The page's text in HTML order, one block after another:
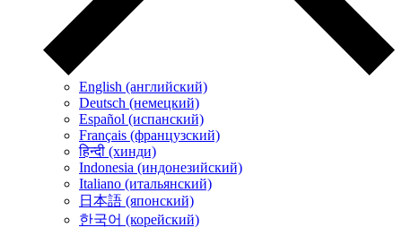
English (английский)
Deutsch (немецкий)
Español (испанский)
Français (французский)
हिन्दी (хинди)
Indonesia (индонезийский)
Italiano (итальянский)
日本語 (японский)
한국어 (корейский)